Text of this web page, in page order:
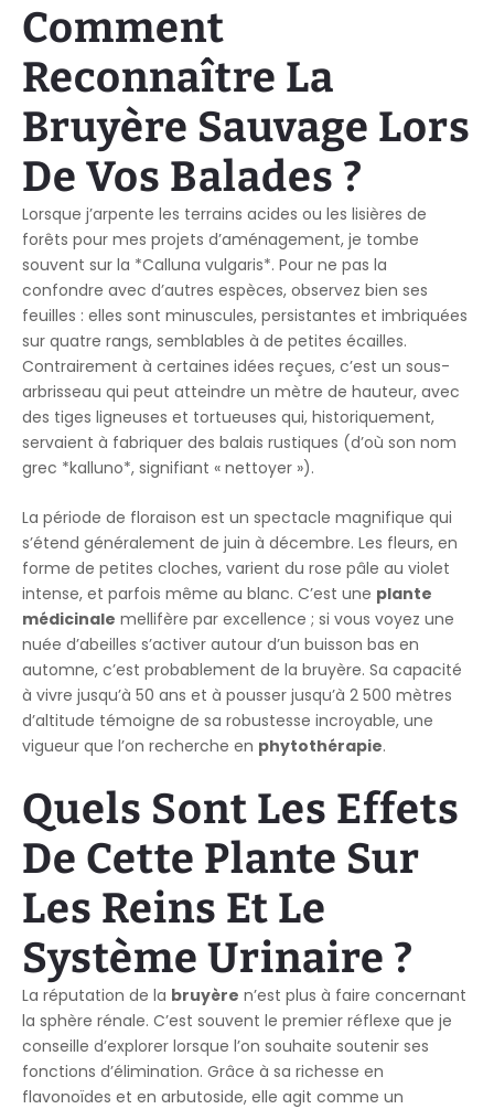
Comment
Reconnaître La
Bruyère Sauvage Lors
De Vos Balades ?
Lorsque j’arpente les terrains acides ou les lisières de
forêts pour mes projets d’aménagement, je tombe
souvent sur la *Calluna vulgaris*. Pour ne pas la
confondre avec d’autres espèces, observez bien ses
feuilles : elles sont minuscules, persistantes et imbriquées
sur quatre rangs, semblables à de petites écailles.
Contrairement à certaines idées reçues, c’est un sous-
arbrisseau qui peut atteindre un mètre de hauteur, avec
des tiges ligneuses et tortueuses qui, historiquement,
servaient à fabriquer des balais rustiques (d’où son nom
grec *kalluno*, signifiant « nettoyer »).
La période de floraison est un spectacle magnifique qui
s’étend généralement de juin à décembre. Les fleurs, en
forme de petites cloches, varient du rose pâle au violet
intense, et parfois même au blanc. C’est une plante
médicinale mellifère par excellence ; si vous voyez une
nuée d’abeilles s’activer autour d’un buisson bas en
automne, c’est probablement de la bruyère. Sa capacité
à vivre jusqu’à 50 ans et à pousser jusqu’à 2 500 mètres
d’altitude témoigne de sa robustesse incroyable, une
vigueur que l’on recherche en phytothérapie.
Quels Sont Les Effets
De Cette Plante Sur
Les Reins Et Le
Système Urinaire ?
La réputation de la bruyère n’est plus à faire concernant
la sphère rénale. C’est souvent le premier réflexe que je
conseille d’explorer lorsque l’on souhaite soutenir ses
fonctions d’élimination. Grâce à sa richesse en
flavonoïdes et en arbutoside, elle agit comme un